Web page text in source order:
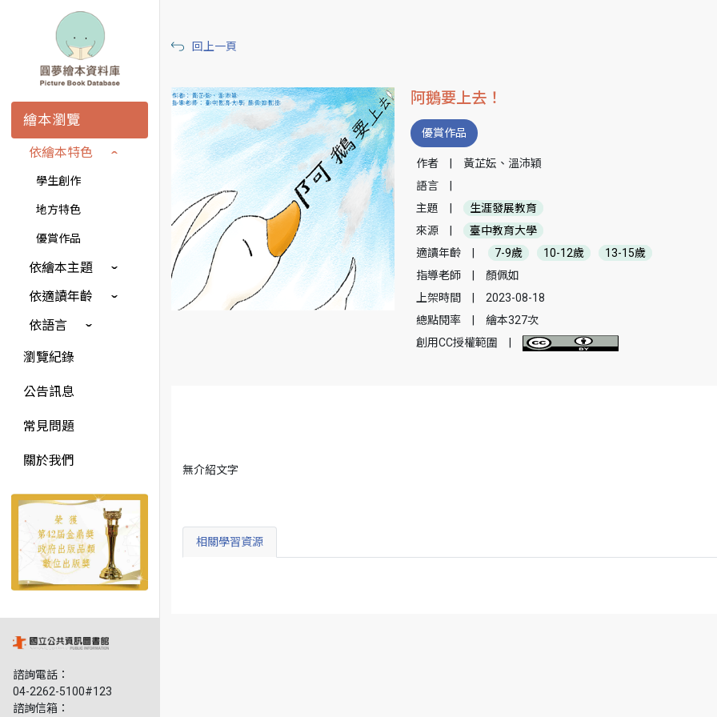
繪本瀏覽
依繪本特色
學生創作
地方特色
優賞作品
依繪本主題
依適讀年齡
依語言
瀏覽紀錄
公告訊息
常見問題
關於我們
諮詢電話：
04-2262-5100#123
諮詢信箱：
回上一頁
阿鵝要上去！
優賞作品
作者
黃芷妘、溫沛穎
語言
主題
生涯發展教育
來源
臺中教育大學
適讀年齡
7-9歲 10-12歲
13-15歲
指導老師
顏佩如
上架時間
2023-08-18
總點閱率
繪本327次
創用CC授權範圍
無介紹文字
相關學習資源